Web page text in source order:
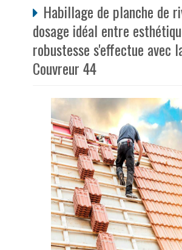
Habillage de planche de
dosage idéal entre
robustesse s'effectue avec
Couvreur 44